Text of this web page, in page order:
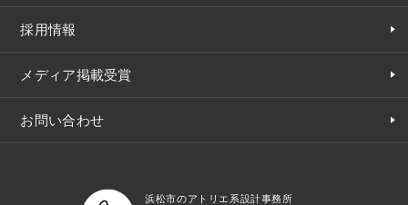
採用情報
メディア掲載受賞
お問い合わせ
浜松市のアトリエ系設計事務所